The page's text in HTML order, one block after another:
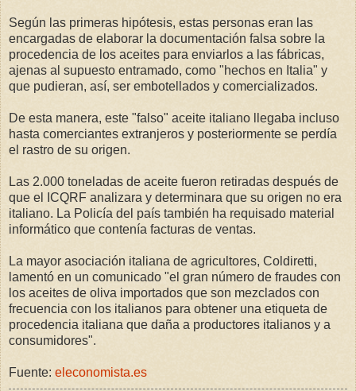
Según las primeras hipótesis, estas personas eran las
encargadas de elaborar la documentación falsa sobre la
procedencia de los aceites para enviarlos a las fábricas,
ajenas al supuesto entramado, como "hechos en Italia" y
que pudieran, así, ser embotellados y comercializados.
De esta manera, este "falso" aceite italiano llegaba incluso
hasta comerciantes extranjeros y posteriormente se perdía
el rastro de su origen.
Las 2.000 toneladas de aceite fueron retiradas después de
que el ICQRF analizara y determinara que su origen no era
italiano. La Policía del país también ha requisado material
informático que contenía facturas de ventas.
La mayor asociación italiana de agricultores, Coldiretti,
lamentó en un comunicado "el gran número de fraudes con
los aceites de oliva importados que son mezclados con
frecuencia con los italianos para obtener una etiqueta de
procedencia italiana que daña a productores italianos y a
consumidores".
Fuente: eleconomista.es